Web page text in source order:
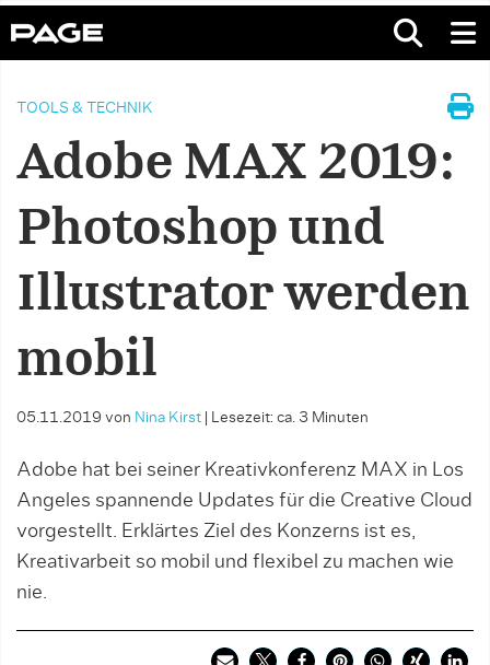
TOOLS & TECHNIK
Adobe MAX 2019:
Photoshop und
Illustrator werden
mobil
05.11.2019 von Nina Kirst Lesezeit: ca. 3 Minuten
Adobe hat bei seiner Kreativkonferenz MAX in Los
Angeles spannende Updates für die Creative Cloud
vorgestellt. Erklärtes Ziel des Konzerns ist es,
Kreativarbeit so mobil und flexibel zu machen wie
nie.